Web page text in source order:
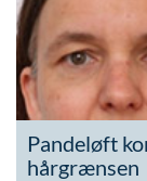
Pandeløft
hårgrænsen